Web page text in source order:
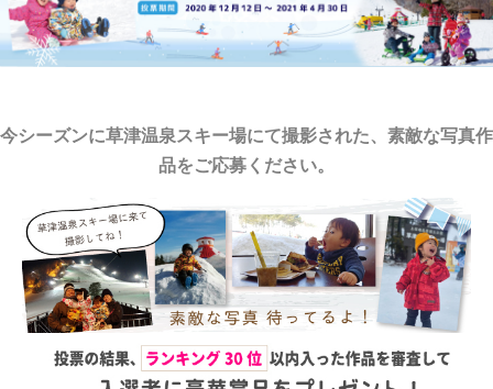
今シーズンに草津温泉スキー場にて撮影された、素敵な写真作
品をご応募ください。